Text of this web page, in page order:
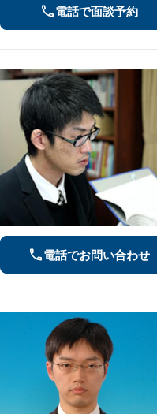
電話で面談予約
電話でお問い合わせ